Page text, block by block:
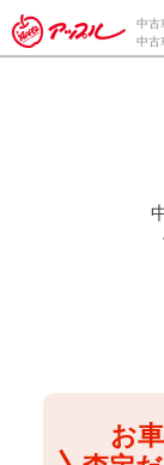
/*ABテスト_新規中古
中古
お